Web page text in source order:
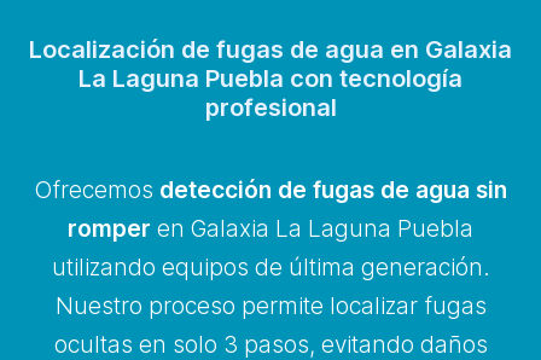
Localización de fugas de agua en Galaxia
La Laguna Puebla con tecnología
profesional
Ofrecemos detección de fugas de agua sin
romper en Galaxia La Laguna Puebla
utilizando equipos de última generación.
Nuestro proceso permite localizar fugas
ocultas en solo 3 pasos, evitando daños